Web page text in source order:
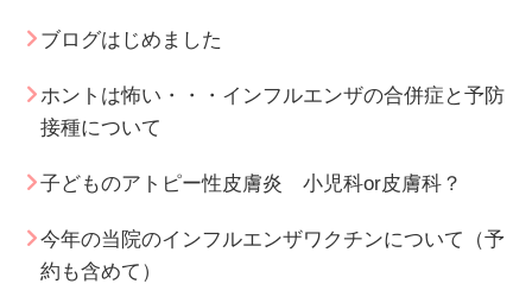
ブログはじめました
ホントは怖い・・・インフルエンザの合併症と予防
接種について
子どものアトピー性皮膚炎 小児科or皮膚科？
今年の当院のインフルエンザワクチンについて（予
約も含めて）